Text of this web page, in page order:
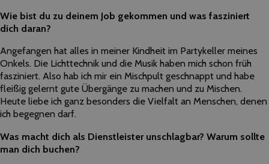
Wie bist du zu deinem Job gekommen und was fasziniert
dich daran?
Angefangen hat alles in meiner Kindheit im Partykeller meines
Onkels. Die Lichttechnik und die Musik haben mich schon früh
fasziniert. Also hab ich mir ein Mischpult geschnappt und habe
fleißig gelernt gute Übergänge zu machen und zu Mischen.
Heute liebe ich ganz besonders die Vielfalt an Menschen, denen
ich begegnen darf.
Was macht dich als Dienstleister unschlagbar? Warum sollte
man dich buchen?